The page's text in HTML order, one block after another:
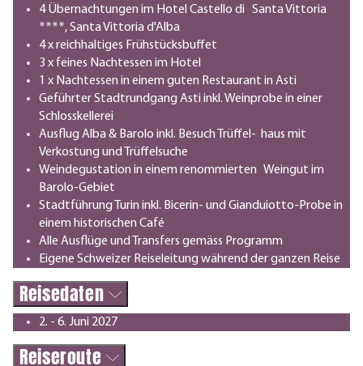
4 Übernachtungen im Hotel Castello di Santa Vittoria
****, Santa Vittoria d'Alba
4 x reichhaltiges Frühstücksbuffet
3 x feines Nachtessen im Hotel
1 x Nachtessen in einem guten Restaurant in Asti
Geführter Stadtrundgang Asti inkl. Weinprobe in einer
Schlosskellerei
Ausflug Alba & Barolo inkl. Besuch Trüffel- haus mit
Verkostung und Trüffelsuche
Weindegustation in einem renommierten Weingut im
Barolo-Gebiet
Stadtführung Turin inkl. Bicerin- und Gianduiotto-Probe in
einem historischen Café
Alle Ausflüge und Transfers gemäss Programm
Eigene Schweizer Reiseleitung während der ganzen Reise
Reisedaten
2. - 6. Juni 2027
Reiseroute